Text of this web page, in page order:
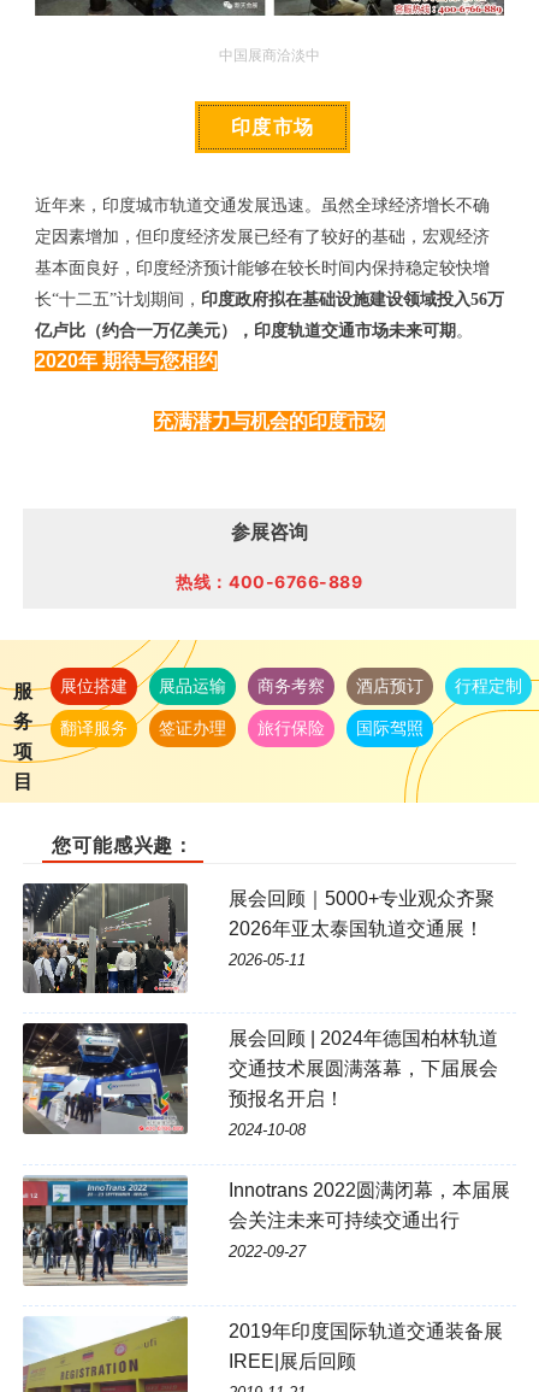
中国展商洽淡中
印度市场
近年来，印度城市轨道交通发展迅速。虽然全球经济增长不确
定因素增加，但印度经济发展已经有了较好的基础，宏观经济
基本面良好，印度经济预计能够在较长时间内保持稳定较快增
长“十二五”计划期间， 印度政府拟在基础设施建设领域投入56万
亿卢比（约合一万亿美元），印度轨道交通市场未来可期 。
2020年 期待与您相约
充满潜力与机会的印度市场
参展咨询
热线：400-6766-889
服
务
项
目
展位搭建 展品运输 商务考察 酒店预订 行程定制
翻译服务 签证办理 旅行保险 国际驾照
您可能感兴趣：
展会回顾｜5000+专业观众齐聚
2026年亚太泰国轨道交通展！
2026-05-11
展会回顾 | 2024年德国柏林轨道
交通技术展圆满落幕，下届展会
预报名开启！
2024-10-08
Innotrans 2022圆满闭幕，本届展
会关注未来可持续交通出行
2022-09-27
2019年印度国际轨道交通装备展
IREE|展后回顾